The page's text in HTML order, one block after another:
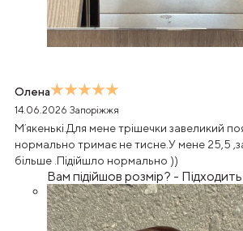
Олена
14.06.2026 Запоріжжя
Мʼякенькі.Для мене трішечки завеликий
нормально тримає не тисне.У мене 25,5
більше .Підійшло нормально ))
Вам підійшов розмір? - Підходить